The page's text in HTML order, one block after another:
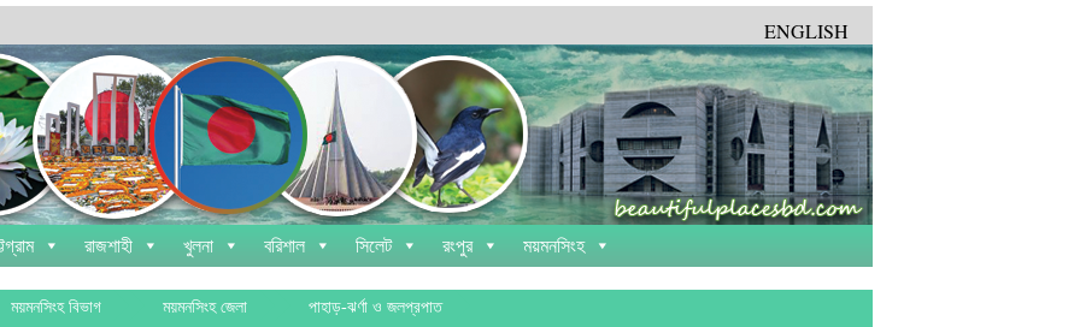
ENGLISH
রাজশাহী খুলনা বরিশাল সিলেট রংপুর ময়মনসিংহ
ময়মনসিংহ বিভাগ ময়মনসিংহ জেলা পাহাড়-ঝর্ণা ও জলপ্রপাত